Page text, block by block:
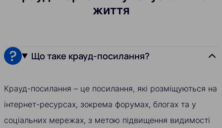
життя
Що таке крауд-посилання?
Крауд-посилання – це посилання, які розміщуються на
інтернет-ресурсах, зокрема форумах, блогах та у
соціальних мережах, з метою підвищення видимості